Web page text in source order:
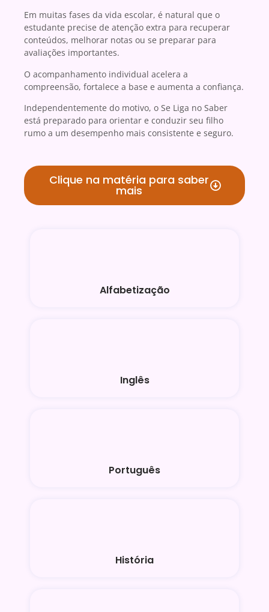
Em muitas fases da vida escolar, é natural que o
estudante precise de atenção extra para recuperar
conteúdos, melhorar notas ou se preparar para
avaliações importantes.
O acompanhamento individual acelera a
compreensão, fortalece a base e aumenta a confiança.
Independentemente do motivo, o Se Liga no Saber
está preparado para orientar e conduzir seu filho
rumo a um desempenho mais consistente e seguro.
Clique na matéria para saber
mais
Alfabetização
Inglês
Português
História